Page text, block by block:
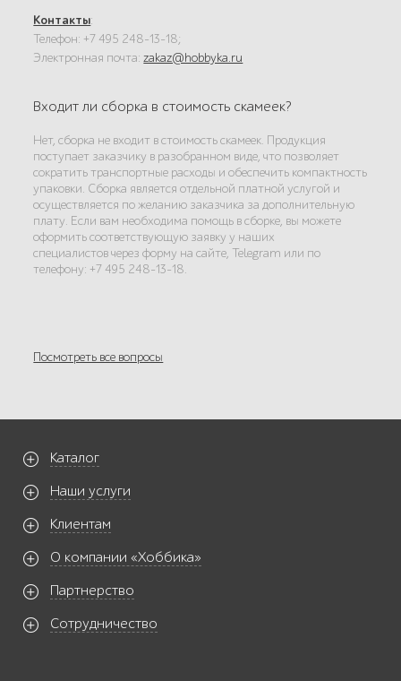
Контакты:
Телефон: +7 495 248-13-18;
Электронная почта:zakaz@hobbyka.ru
Входит ли сборка в стоимость скамеек?
Нет, сборка не входит в стоимость скамеек. Продукция
поступает заказчику в разобранном виде, что позволяет
сократить транспортные расходы и обеспечить компактность
упаковки. Сборка является отдельной платной услугой и
осуществляется по желанию заказчика за дополнительную
плату. Если вам необходима помощь в сборке, вы можете
оформить соответствующую заявку у наших
специалистов через форму на сайте, Telegram или по
телефону: +7 495 248-13-18.
Посмотреть все вопросы
Каталог
Наши услуги
Клиентам
О компании «Хоббика»
Партнерство
Сотрудничество